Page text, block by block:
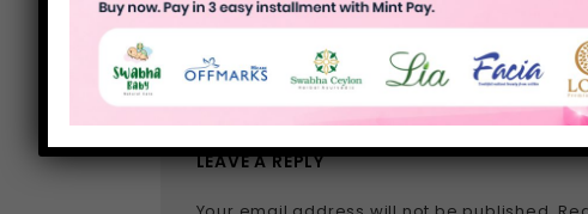
LEAVE A REPLY